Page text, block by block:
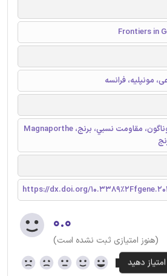
مونپلیه، فرانسه
تعاملات G × G، مخلوط گوناگون، مقاومت نسبي، برنج، Magnaporthe
https://dx.doi.org/
۰.۰
(هنوز امتیازی ثبت نشده است)